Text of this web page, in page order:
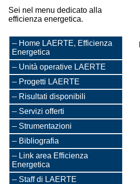
Sei nel menu dedicato alla
efficienza energetica.
Home LAERTE, Efficienza
Energetica
Unità operative LAERTE
Progetti LAERTE
Risultati disponibili
Servizi offerti
Strumentazioni
Bibliografia
Link area Efficienza
Energetica
Staff di LAERTE